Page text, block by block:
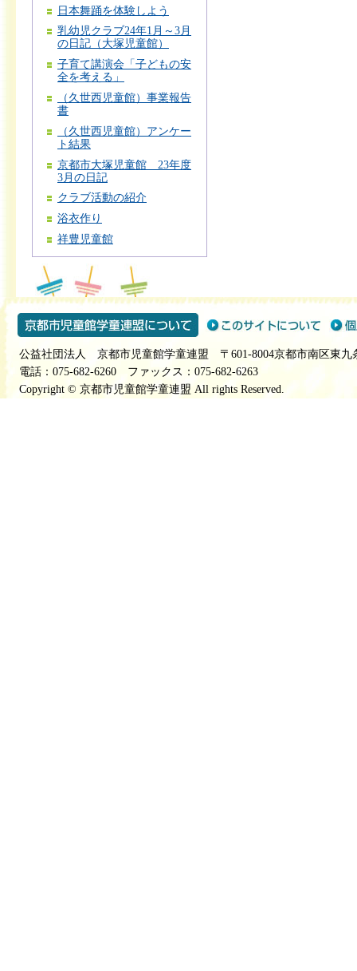
日本舞踊を体験しよう
乳幼児クラブ24年1月～3月
の日記（大塚児童館）
子育て講演会「子どもの安
全を考える」
（久世西児童館）事業報告
書
（久世西児童館）アンケー
ト結果
京都市大塚児童館 23年度
3月の日記
クラブ活動の紹介
浴衣作り
祥豊児童館
公益社団法人 京都市児童館学童連盟 〒601-8004京都市南区東九
電話：075-682-6260 ファックス：075-682-6263
Copyright © 京都市児童館学童連盟 All rights Reserved.